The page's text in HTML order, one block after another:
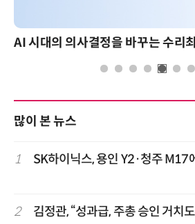
많이 본 뉴스
1 SK하이닉스, 용인 Y2·청주 M17
2 김정관, “성과급, 주총 승인 거치